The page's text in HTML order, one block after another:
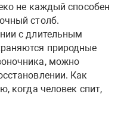
не каждый способен
столб.
с длительным
природные
можно
Как
когда человек спит,